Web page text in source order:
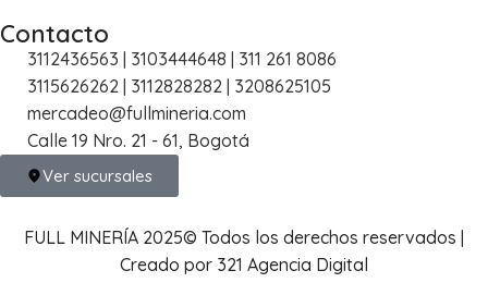
Contacto
3112436563 | 3103444648 | 311 261 8086
3115626262 | 3112828282 | 3208625105
mercadeo@fullmineria.com
Calle 19 Nro. 21 - 61, Bogotá
Ver sucursales
FULL MINERÍA 2025© Todos los derechos reservados |
Creado por 321 Agencia Digital